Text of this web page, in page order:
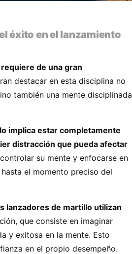
éxito en el lanzamiento
de una gran
destacar en esta disciplina no
también una mente disciplinada
implica estar completamente
distracción que pueda afectar
su mente y enfocarse en
el momento preciso del
lanzadores de martillo utilizan
que consiste en imaginar
y exitosa en la mente. Esto
en el propio desempeño.